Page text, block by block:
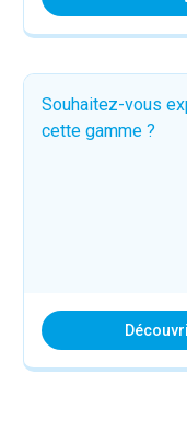
Souhaitez-vous
cette gamme ?